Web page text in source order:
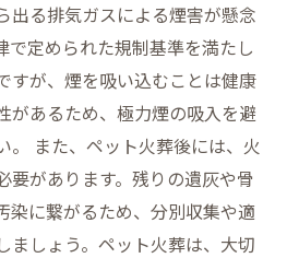
出る排気ガスによる煙害が懸念
で定められた規制基準を満たし
すが、煙を吸い込むことは健康
があるため、極力煙の吸入を避
。 また、ペット火葬後には、火
要があります。残りの遺灰や骨
染に繋がるため、分別収集や適
ましょう。ペット火葬は、大切